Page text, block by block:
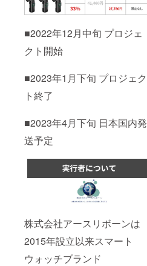
■2022年12月中旬 プロジェ
クト開始
■2023年1月下旬 プロジェク
ト終了
■2023年4月下旬 日本国内発
送予定
株式会社アースリボーンは
2015年設立以来スマート
ウォッチブランド